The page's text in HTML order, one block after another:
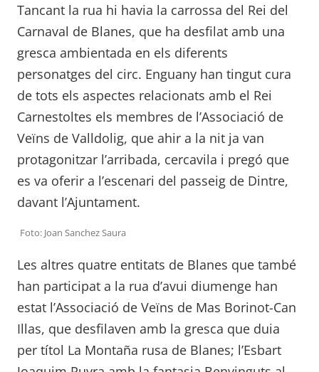
Tancant la rua hi havia la carrossa del Rei del
Carnaval de Blanes, que ha desfilat amb una
gresca ambientada en els diferents
personatges del circ. Enguany han tingut cura
de tots els aspectes relacionats amb el Rei
Carnestoltes els membres de l’Associació de
Veïns de Valldolig, que ahir a la nit ja van
protagonitzar l’arribada, cercavila i pregó que
es va oferir a l’escenari del passeig de Dintre,
davant l’Ajuntament.
Foto: Joan Sanchez Saura
Les altres quatre entitats de Blanes que també
han participat a la rua d’avui diumenge han
estat l’Associació de Veïns de Mas Borinot-Can
Illas, que desfilaven amb la gresca que duia
per títol La Montaña rusa de Blanes; l’Esbart